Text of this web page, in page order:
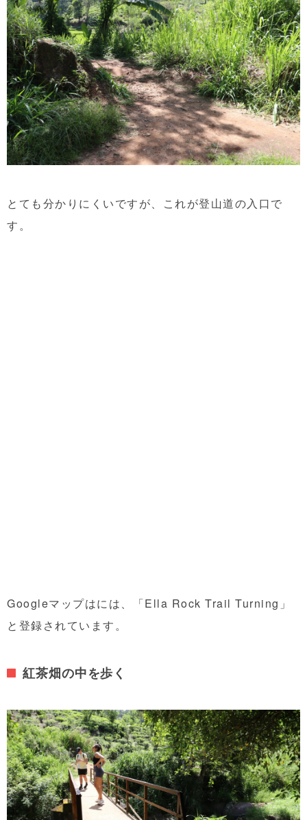
とても分かりにくいですが、これが登山道の入口で
す。
Googleマップはには、「Ella Rock Trail Turning」
と登録されています。
紅茶畑の中を歩く